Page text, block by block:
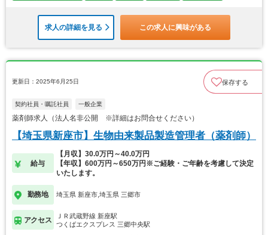
求人の詳細を見る この求人に興味がある
更新日：2025年6月25日 保存する
契約社員・嘱託社員 一般企業
薬剤師求人（法人名非公開 ※詳細はお問合せください）
【埼玉県新座市】生物由来製品製造管理者（薬剤師）
給与
【月収】30.0万円～40.0万円
【年収】600万円～650万円※ご経験・ご年齢を考慮して決定
いたします。
勤務地 埼玉県 新座市,埼玉県 三郷市
アクセス
ＪＲ武蔵野線 新座駅
つくばエクスプレス 三郷中央駅